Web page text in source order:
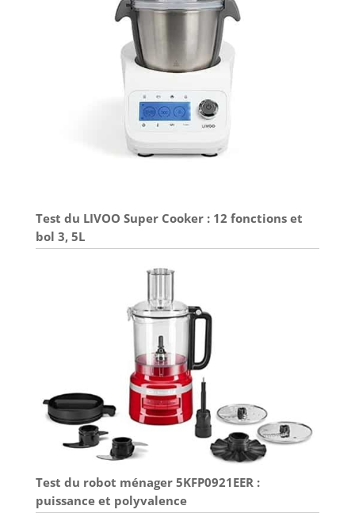
Test du LIVOO Super Cooker : 12 fonctions et
bol 3, 5L
Test du robot ménager 5KFP0921EER :
puissance et polyvalence